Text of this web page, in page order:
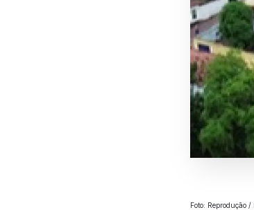
Foto: Reprodução /